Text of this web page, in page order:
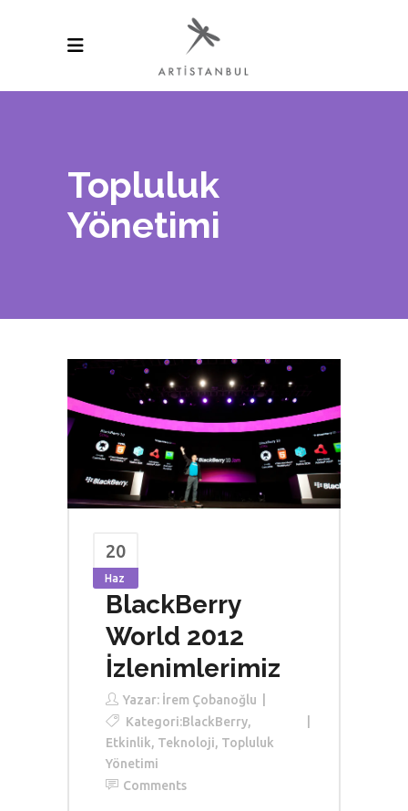
Topluluk
Yönetimi
20
Haz
BlackBerry
World 2012
İzlenimlerimiz
Yazar: İrem Çobanoğlu
Kategori:BlackBerry,
Etkinlik, Teknoloji, Topluluk
Yönetimi
Comments